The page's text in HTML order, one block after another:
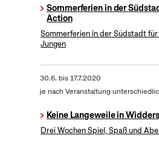
Sommerferien in der
Action
Sommerferien in der Südstadt
Jungen
30.6. bis17.7.2020
je nach Veranstaltung
Keine Langeweile in
Drei Wochen Spiel, Spaß und